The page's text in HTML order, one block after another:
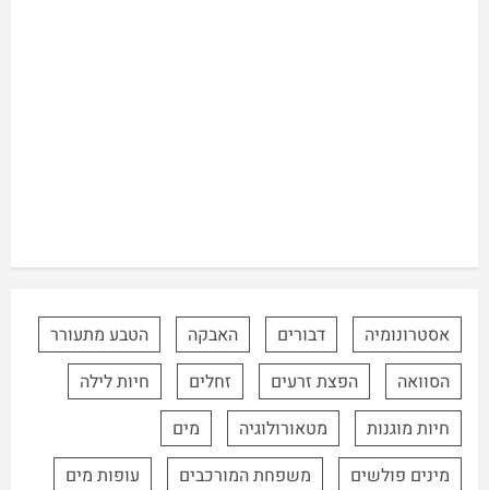
אסטרונומיה דבורים האבקה
הטבע מתעורר
הסוואה
הפצת זרעים זחלים
חיות לילה
חיות מוגנות
מטאורולוגיה
מים
מינים פולשים
משפחת המורכבים
עופות מים